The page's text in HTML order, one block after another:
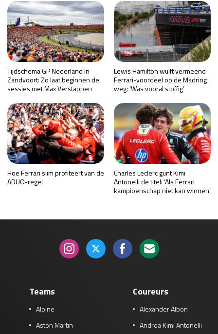
Tijdschema GP Nederland in
Zandvoort: Zo laat beginnen de
sessies met Max Verstappen
Lewis Hamilton wuift vermeend
Ferrari-voordeel op de Madring
weg: ‘Was vooral stoffig’
Hoe Ferrari slim profiteert van de
ADUO-regel
Charles Leclerc gunt Kimi
Antonelli de titel: ‘Als Ferrari
kampioenschap niet kan winnen’
Teams
Alpine
Aston Martin
Coureurs
Alexander Albon
Andrea Kimi Antonelli